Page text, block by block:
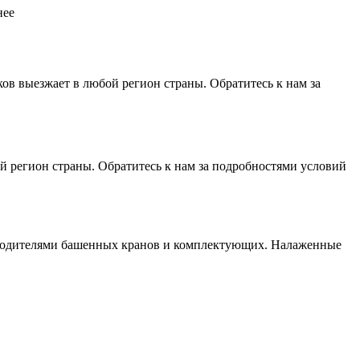
выезжает в любой регион страны. Обратитесь к нам за
страны. Обратитесь к нам за подробностями условий
башенных кранов и комплектующих. Налаженные